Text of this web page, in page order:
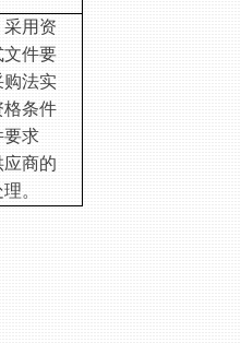
用资
文件要
购法实
格条件
要求
商的
。